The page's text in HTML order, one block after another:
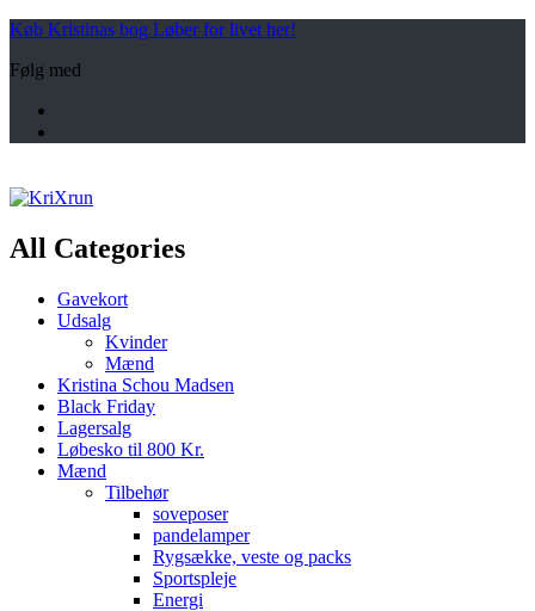
Køb Kristinas bog Løber for livet her!
Følg med
All Categories
Gavekort
Udsalg
Kvinder
Mænd
Kristina Schou Madsen
Black Friday
Lagersalg
Løbesko til 800 Kr.
Mænd
Tilbehør
soveposer
pandelamper
Rygsække, veste og packs
Sportspleje
Energi